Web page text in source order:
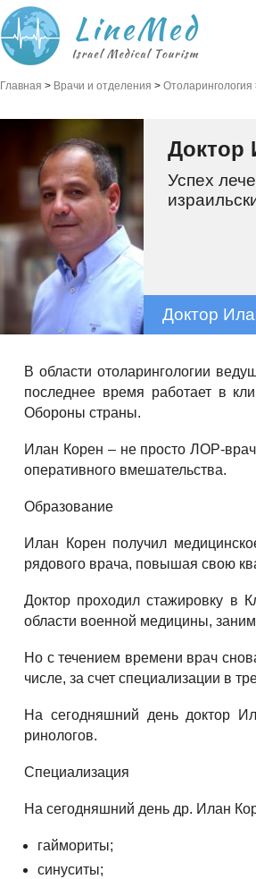
Главная > Врачи и отделения > Отоларингология
Доктор
Успех
Доктор
В области отоларингологии
последнее время работает в
Обороны страны.
Илан Корен – не просто ЛОР-
оперативного вмешательства.
Образование
Илан Корен получил
рядового врача, повышая свою
Доктор проходил стажировку в
области военной медицины,
Но с течением времени врач
числе, за счет специализации в
На сегодняшний день доктор
ринологов.
Специализация
На сегодняшний день др. Илан
гаймориты;
синуситы;